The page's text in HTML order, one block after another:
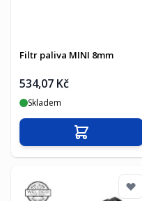
Filtr paliva MINI 8mm
534,07 Kč
Skladem
Přidat do